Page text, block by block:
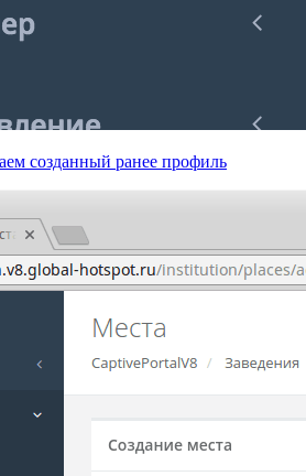
созданный ранее профиль